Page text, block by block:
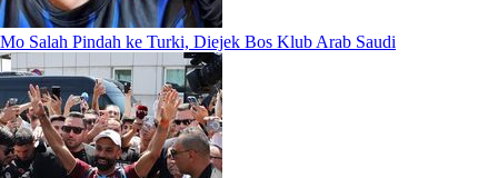
Mo Salah Pindah ke Turki, Diejek Bos Klub Arab Saudi